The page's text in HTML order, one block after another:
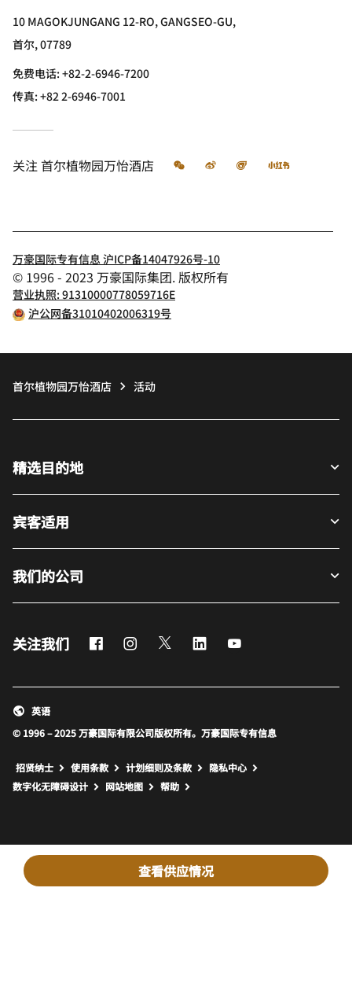
查看供应情况
10 MAGOKJUNGANG 12-RO, GANGSEO-GU,
首尔, 07789
免费电话:+82-2-6946-7200
传真:+82 2-6946-7001
关注首尔植物园万怡酒店 微信 微博 飞猪 小红书
万豪国际专有信息 沪ICP备14047926号-10
© 1996 - 2023 万豪国际集团. 版权所有
营业执照: 91310000778059716E
沪公网备31010402006319号
首尔植物园万怡酒店 活动
精选目的地
宾客适用
我们的公司
关注我们 FacebookInstagram
Twitter LinkedIn
© 1996 – 2025 万豪国际有限公司版权所有。万豪国际专有信息
英语
招贤纳士 使用条款 计划细则及条款
隐私中心
数字化无障碍设计
网站地图 打开新窗口
帮助